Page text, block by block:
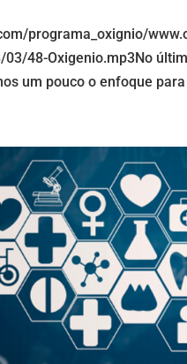
programa_oxignio/
48-Oxigenio.mp3No
um pouco o enfoque